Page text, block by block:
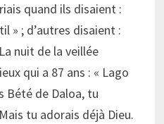
quand ils disaient :
» ; d’autres disaient :
nuit de la veillée
qui a 87 ans : « Lago
Bété de Daloa, tu
tu adorais déjà Dieu.